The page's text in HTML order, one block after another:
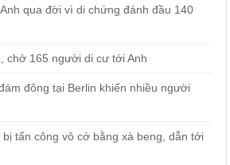
qua đời vì di chứng đánh đầu 140
chở 165 người di cư tới Anh
đông tại Berlin khiến nhiều người
bị tấn công vô cớ bằng xà beng, dẫn tới